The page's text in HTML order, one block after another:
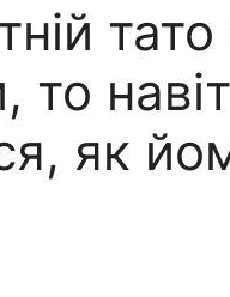
тато
то
як